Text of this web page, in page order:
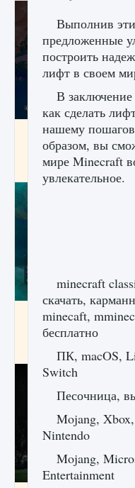
Как разблокировать
Creatures of Ava
9 августа 2024
Как приручить
игре Creatures of Ava
Выполнив
предложенные
построить
лифт в своем
В
как сделать
нашему
образом, вы
мире Minecraft
увлекательное.
minecraft
скачать,
minecaft,
бесплатно
ПК, macOS,
Switch
Песочница,
Mojang,
Nintendo
Mojang,
Entertainment